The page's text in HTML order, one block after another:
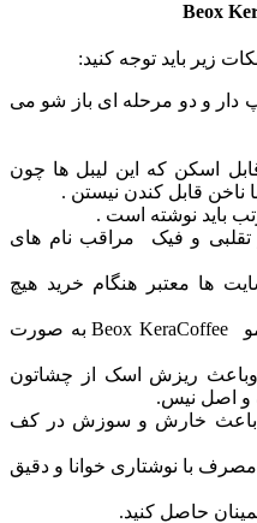
زیر باید توجه کنید:
دار و دو مرحله ای باز شو می
اسکن که این لیبل ها چون
ناخن قابل کندن نیستن .
باید نوشته است .
و فیک مراقب نام های
ها معتبر هنگام خرید هیچ
روی محصول برند کراتین مو Beox KeraCoffee به صورت
وباعث ریزش اسک از چشاتون
و اصل نیس.
باعث خارش و سوزش در کف
با نوشتاری خوانا و دقیق
حاصل کنید.